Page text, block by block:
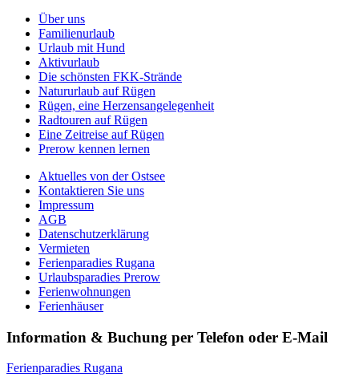
Über uns
Familienurlaub
Urlaub mit Hund
Aktivurlaub
Die schönsten FKK-Strände
Natururlaub auf Rügen
Rügen, eine Herzensangelegenheit
Radtouren auf Rügen
Eine Zeitreise auf Rügen
Prerow kennen lernen
Aktuelles von der Ostsee
Kontaktieren Sie uns
Impressum
AGB
Datenschutzerklärung
Vermieten
Ferienparadies Rugana
Urlaubsparadies Prerow
Ferienwohnungen
Ferienhäuser
Information & Buchung per Telefon oder E-Mail
Ferienparadies Rugana